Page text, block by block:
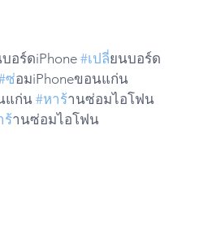
อร์ดiPhone #เปลี่ยนบอร์ด
ซ่อมiPhoneขอนแก่น
แก่น #หาร้านซ่อมไอโฟน
ร้านซ่อมไอโฟน